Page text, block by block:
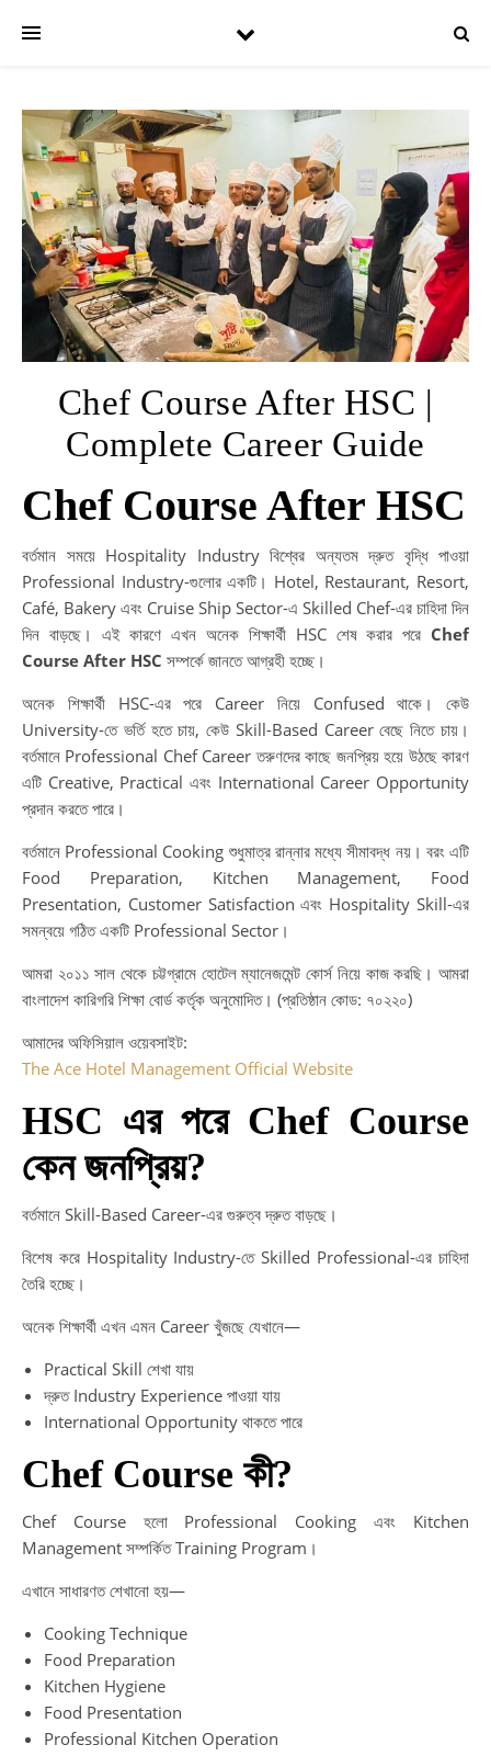
Chef Course After HSC |
Complete Career Guide
Chef Course After HSC
বর্তমান সময়ে Hospitality Industry বিশ্বের অন্যতম দ্রুত বৃদ্ধি পাওয়া
Professional Industry-গুলোর একটি। Hotel, Restaurant, Resort,
Café, Bakery এবং Cruise Ship Sector-এ Skilled Chef-এর চাহিদা দিন
দিন বাড়ছে। এই কারণে এখন অনেক শিক্ষার্থী HSC শেষ করার পরে Chef
Course After HSC সম্পর্কে জানতে আগ্রহী হচ্ছে।
অনেক শিক্ষার্থী HSC-এর পরে Career নিয়ে Confused থাকে। কেউ
University-তে ভর্তি হতে চায়, কেউ Skill-Based Career বেছে নিতে চায়।
বর্তমানে Professional Chef Career তরুণদের কাছে জনপ্রিয় হয়ে উঠছে কারণ
এটি Creative, Practical এবং International Career Opportunity
প্রদান করতে পারে।
বর্তমানে Professional Cooking শুধুমাত্র রান্নার মধ্যে সীমাবদ্ধ নয়। বরং এটি
Food Preparation, Kitchen Management, Food
Presentation, Customer Satisfaction এবং Hospitality Skill-এর
সমন্বয়ে গঠিত একটি Professional Sector।
আমরা ২০১১ সাল থেকে চট্টগ্রামে হোটেল ম্যানেজমেন্ট কোর্স নিয়ে কাজ করছি। আমরা
বাংলাদেশ কারিগরি শিক্ষা বোর্ড কর্তৃক অনুমোদিত। (প্রতিষ্ঠান কোড: ৭০২২০)
আমাদের অফিসিয়াল ওয়েবসাইট:
The Ace Hotel Management Official Website
HSC এর পরে Chef Course
কেন জনপ্রিয়?
বর্তমানে Skill-Based Career-এর গুরুত্ব দ্রুত বাড়ছে।
বিশেষ করে Hospitality Industry-তে Skilled Professional-এর চাহিদা
তৈরি হচ্ছে।
অনেক শিক্ষার্থী এখন এমন Career খুঁজছে যেখানে—
Practical Skill শেখা যায়
দ্রুত Industry Experience পাওয়া যায়
International Opportunity থাকতে পারে
Chef Course কী?
Chef Course হলো Professional Cooking এবং Kitchen
Management সম্পর্কিত Training Program।
এখানে সাধারণত শেখানো হয়—
Cooking Technique
Food Preparation
Kitchen Hygiene
Food Presentation
Professional Kitchen Operation